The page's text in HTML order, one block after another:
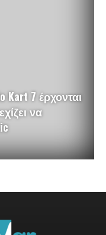
Kart 7 έρχονται
να